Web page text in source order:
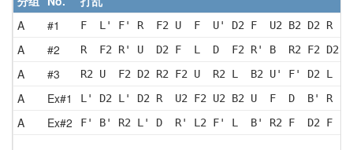
A
#1 F  L' F' R  F2 U  F  U' D2 F  U2 B2 D2 R
A #2 R  F2 R' U  D2 F  L  D  F2 R' B  R2 F2 D2 F'
A #3 R2 U  F2 D2 R2 F2 U  R2 L  B2 U' F' D2 L
A Ex#1 L' D2 L' D2 R  U2 F2 U2 B2 U  F  D  B' R
A Ex#2 F' B' R2 L' D  R' L2 F' L  B' R2 F  D2 F  R2